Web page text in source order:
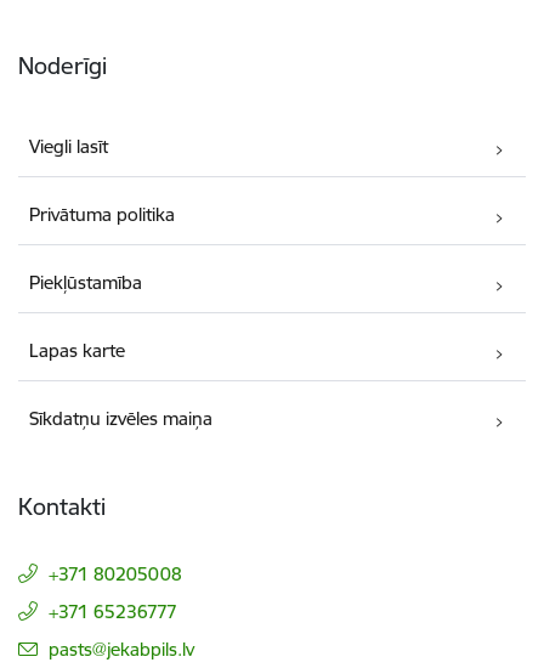
Noderīgi
Viegli lasīt
Privātuma politika
Piekļūstamība
Lapas karte
Sīkdatņu izvēles maiņa
Kontakti
+371 80205008
+371 65236777
E-pasts:
pasts@jekabpils.lv